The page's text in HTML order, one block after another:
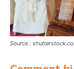
Source :